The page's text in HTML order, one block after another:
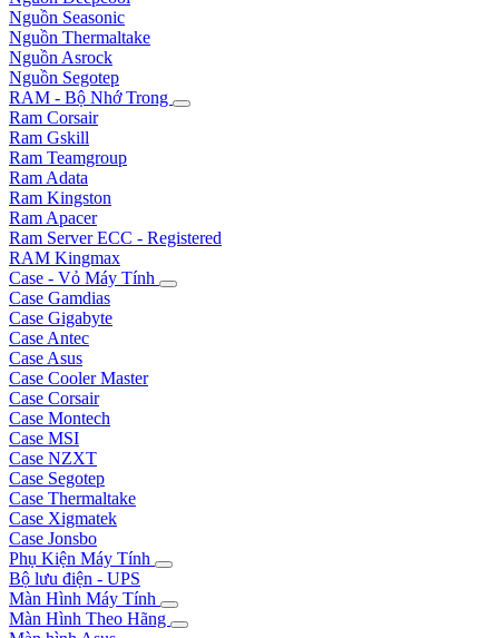
Nguồn Seasonic
Nguồn Thermaltake
Nguồn Asrock
Nguồn Segotep
RAM - Bộ Nhớ Trong
Ram Corsair
Ram Gskill
Ram Teamgroup
Ram Adata
Ram Kingston
Ram Apacer
Ram Server ECC - Registered
RAM Kingmax
Case - Vỏ Máy Tính
Case Gamdias
Case Gigabyte
Case Antec
Case Asus
Case Cooler Master
Case Corsair
Case Montech
Case MSI
Case NZXT
Case Segotep
Case Thermaltake
Case Xigmatek
Case Jonsbo
Phụ Kiện Máy Tính
Bộ lưu điện - UPS
Màn Hình Máy Tính
Màn Hình Theo Hãng